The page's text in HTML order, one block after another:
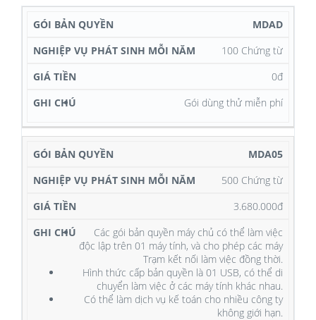
GÓI
QUYỀN
NGHIỆP
PHÁT
CHÚ
MDAD
100 Chứng từ
0đ
Gói dùng thử miễn phí
MDA05
500 Chứng từ
3.680.000đ
Các gói bản quyền máy chủ có thể làm việc
độc lập trên 01 máy tính, và cho phép các máy
Trạm kết nối làm việc đồng thời.
Hình thức cấp bản quyền là 01 USB, có thể di
chuyển làm việc ở các máy tính khác nhau.
Có thể làm dịch vụ kế toán cho nhiều công ty
không giới hạn.